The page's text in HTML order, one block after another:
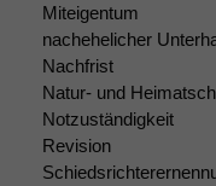
Miteigentum
nachehelicher
Nachfrist
Natur- und
Notzuständigkeit
Revision